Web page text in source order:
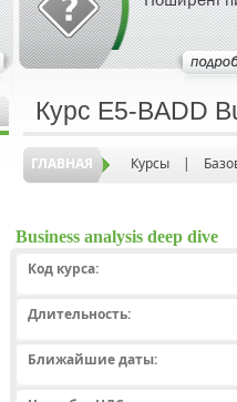
Курс Е5-BADD
ГЛАВНАЯ Курсы |
Business analysis deep dive
Код курса:
Длительность:
Ближайшие даты: